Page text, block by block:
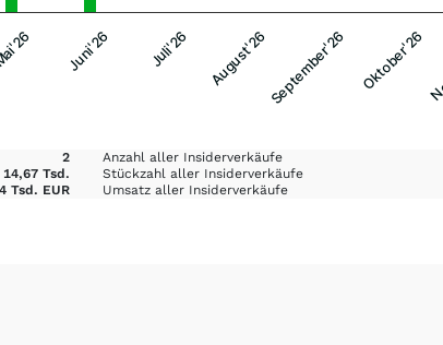
Juni'26 Juli'26 August'26 September'26 Oktober'26
2
Anzahl aller Insiderverkäufe
14,67 Tsd.
Stückzahl aller Insiderverkäufe
Tsd. EUR Umsatz aller Insiderverkäufe